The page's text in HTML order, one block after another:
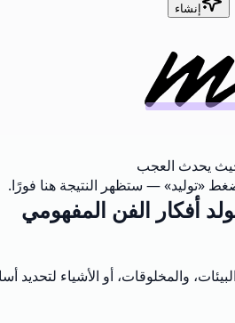
إنشاء
يحدث العجب
«توليد» — ستظهر النتيجة هنا فورًا.
أفكار الفن المفهومي
والمخلوقات، أو الأشياء لتحديد